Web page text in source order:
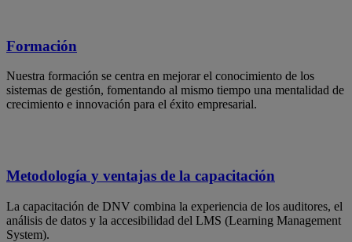
Formación
Nuestra formación se centra en mejorar el conocimiento de los
sistemas de gestión, fomentando al mismo tiempo una mentalidad de
crecimiento e innovación para el éxito empresarial.
Metodología y ventajas de la capacitación
La capacitación de DNV combina la experiencia de los auditores, el
análisis de datos y la accesibilidad del LMS (Learning Management
System).